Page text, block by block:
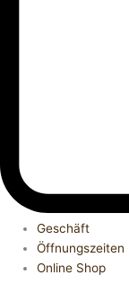
Geschäft
Öffnungszeiten
Online Shop